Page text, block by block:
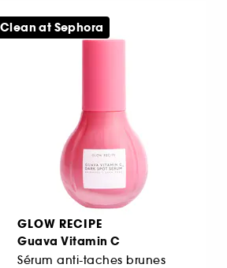
GLOW RECIPE
Guava Vitamin C
Sérum anti-taches brunes
Clean at Sephora